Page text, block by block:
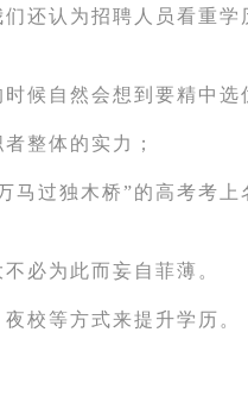
还认为招聘人员看重
候自然会想到要精中选
整体的实力；
马过独木桥 ”的高考考上
必为此而妄自菲薄。
校等方式来提升学历。